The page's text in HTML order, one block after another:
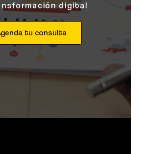
digital
tu consulta